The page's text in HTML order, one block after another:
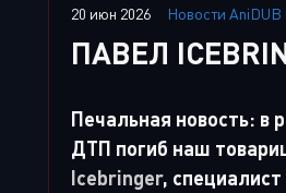
20 июн 2026 Новости AniDUB
ПАВЕЛ
Печальная новость: в
ДТП погиб наш
Icebringer,